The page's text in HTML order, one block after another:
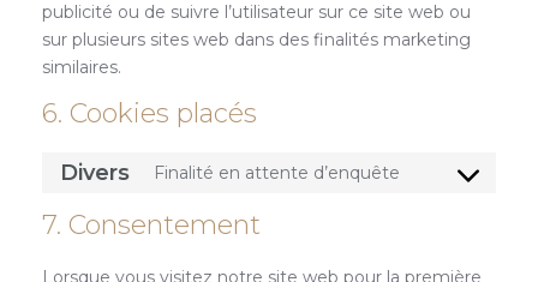
publicité ou de suivre l’utilisateur sur ce site web ou
sur plusieurs sites web dans des finalités marketing
similaires.
6. Cookies placés
Divers Finalité en attente d’enquête
Consent
7. Consentement
Lorsque vous visitez notre site web pour la première